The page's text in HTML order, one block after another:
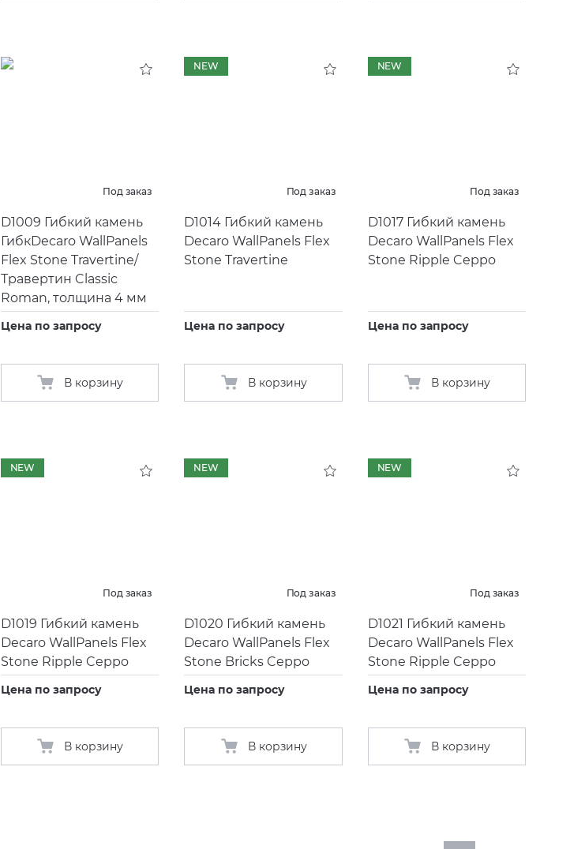
Под заказ
D1009 Гибкий камень
ГибкDecaro WallPanels
Flex Stone Travertine/
Травертин Classic
Roman, толщина 4 мм
Цена по запросу
В корзину
NEW
Под заказ
D1014 Гибкий камень
Decaro WallPanels Flex
Stone Travertine
Цена по запросу
В корзину
NEW
Под заказ
D1017 Гибкий камень
Decaro WallPanels Flex
Stone Ripple Ceppo
Цена по запросу
В корзину
NEW
Под заказ
D1019 Гибкий камень
Decaro WallPanels Flex
Stone Ripple Ceppo
Цена по запросу
В корзину
NEW
Под заказ
D1020 Гибкий камень
Decaro WallPanels Flex
Stone Bricks Ceppo
Цена по запросу
В корзину
NEW
Под заказ
D1021 Гибкий камень
Decaro WallPanels Flex
Stone Ripple Ceppo
Цена по запросу
В корзину